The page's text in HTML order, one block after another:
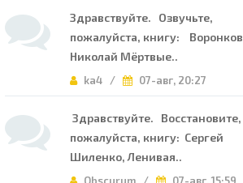
Здравствуйте. Озвучьте,
пожалуйста, книгу: Воронков
Николай Мёртвые..
ka4 / 07-авг, 20:27
Здравствуйте. Восстановите,
пожалуйста, книгу: Сергей
Шиленко, Ленивая..